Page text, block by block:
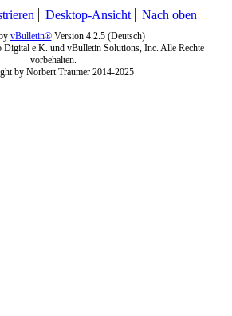
Desktop-Ansicht Nach oben
vBulletin®Version 4.2.5 (Deutsch)
e.K. und vBulletin Solutions, Inc. Alle Rechte
vorbehalten.
by Norbert Traumer 2014-2025